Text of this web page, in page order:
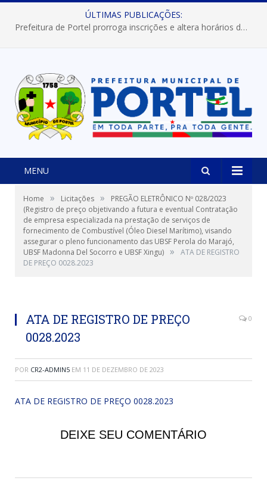
ÚLTIMAS PUBLICAÇÕES:
Prefeitura de Portel prorroga inscrições e altera horários dos concursos “Musa” e “Miss Mix Verão 2026”
MENU
Home » Licitações »
PREGÃO ELETRÔNICO Nº 028/2023
(Registro de preço objetivando a futura e eventual Contratação
de empresa especializada na prestação de serviços de
fornecimento de Combustível (Óleo Diesel Marítimo), visando
assegurar o pleno funcionamento das UBSF Perola do Marajó,
UBSF Madonna Del Socorro e UBSF Xingu) »
ATA DE REGISTRO
DE PREÇO 0028.2023
ATA DE REGISTRO DE PREÇO
0028.2023
0
POR CR2-ADMIN5 EM 11 DE DEZEMBRO DE 2023
ATA DE REGISTRO DE PREÇO 0028.2023
DEIXE SEU COMENTÁRIO